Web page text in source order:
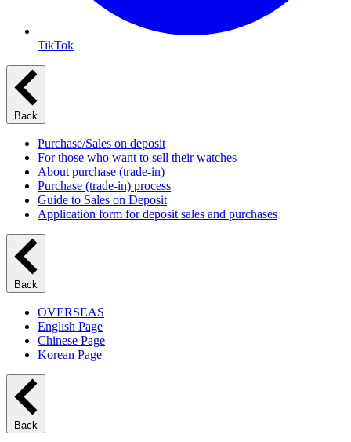
TikTok
Back
Purchase/Sales on deposit
For those who want to sell their watches
About purchase (trade-in)
Purchase (trade-in) process
Guide to Sales on Deposit
Application form for deposit sales and purchases
Back
OVERSEAS
English Page
Chinese Page
Korean Page
Back